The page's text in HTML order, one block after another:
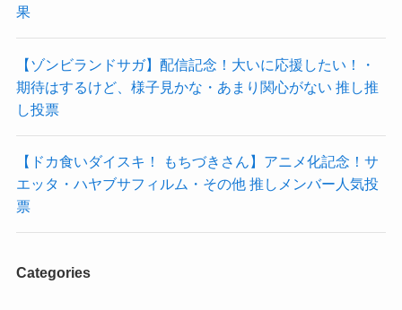
果
【ゾンビランドサガ】配信記念！大いに応援したい！・
期待はするけど、様子見かな・あまり関心がない 推し推
し投票
【ドカ食いダイスキ！ もちづきさん】アニメ化記念！サ
エッタ・ハヤブサフィルム・その他 推しメンバー人気投
票
Categories